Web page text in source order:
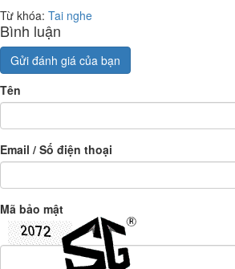
Từ khóa: Tai nghe
Bình luận
Gửi đánh giá của bạn
Tên
Email / Số điện thoại
Mã bảo mật